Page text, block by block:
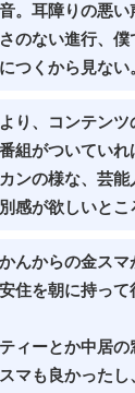
。耳障りの悪
のない進行、
つくから見ない
り、コンテン
組がついてい
ンの様な、芸
感が欲しいとこ
んからの金ス
住を朝に持っ
ィーとか中居
マも良かったし